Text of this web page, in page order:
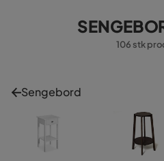
106 stk
Sengebord